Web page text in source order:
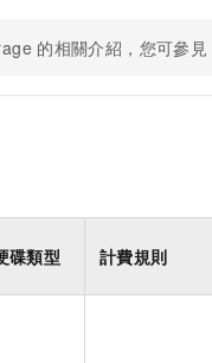
的相關介紹，您可參見
碟類型 計費規則